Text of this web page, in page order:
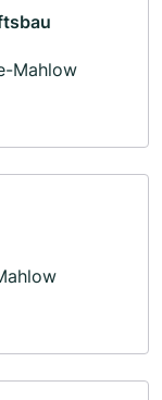
Mahlow